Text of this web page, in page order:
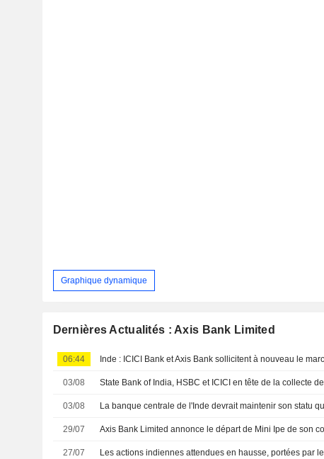
Graphique dynamique
Dernières Actualités : Axis Bank Limited
06:44
03/08
03/08
29/07
27/07 Les actions indiennes attendues en hausse, portées par